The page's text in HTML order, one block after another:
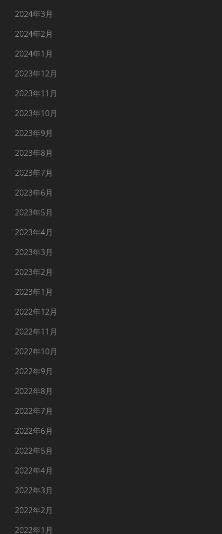
2024年3月
2024年2月
2024年1月
2023年12月
2023年11月
2023年10月
2023年9月
2023年8月
2023年7月
2023年6月
2023年5月
2023年4月
2023年3月
2023年2月
2023年1月
2022年12月
2022年11月
2022年10月
2022年9月
2022年8月
2022年7月
2022年6月
2022年5月
2022年4月
2022年3月
2022年2月
2022年1月